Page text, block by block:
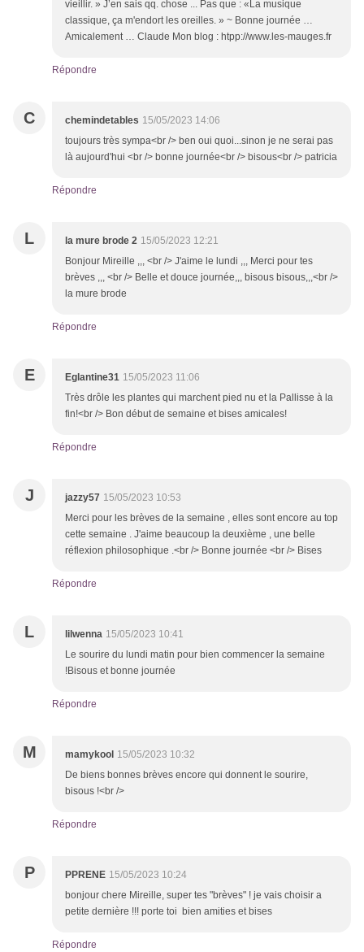
vieillir. » J’en sais qq. chose ... Pas que : «La musique
classique, ça m'endort les oreilles. » ~ Bonne journée …
Amicalement … Claude Mon blog : htpp://www.les-mauges.fr
Répondre
C chemindetables 15/05/2023 14:06
toujours très sympa<br /> ben oui quoi...sinon je ne serai pas
là aujourd'hui <br /> bonne journée<br /> bisous<br /> patricia
Répondre
L la mure brode 2 15/05/2023 12:21
Bonjour Mireille ,,, <br /> J'aime le lundi ,,, Merci pour tes
brèves ,,, <br /> Belle et douce journée,,, bisous bisous,,,<br />
la mure brode
Répondre
E Eglantine31 15/05/2023 11:06
Très drôle les plantes qui marchent pied nu et la Pallisse à la
fin!<br /> Bon début de semaine et bises amicales!
Répondre
J jazzy57 15/05/2023 10:53
Merci pour les brèves de la semaine , elles sont encore au top
cette semaine . J'aime beaucoup la deuxième , une belle
réflexion philosophique .<br /> Bonne journée <br /> Bises
Répondre
L lilwenna 15/05/2023 10:41
Le sourire du lundi matin pour bien commencer la semaine
!Bisous et bonne journée
Répondre
M mamykool 15/05/2023 10:32
De biens bonnes brèves encore qui donnent le sourire,
bisous !<br />
Répondre
P PPRENE 15/05/2023 10:24
bonjour chere Mireille, super tes "brèves" ! je vais choisir a
petite dernière !!! porte toi bien amities et bises
Répondre